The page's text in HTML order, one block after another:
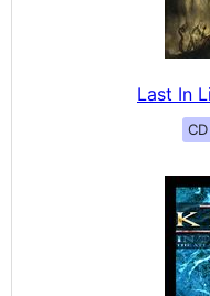
Last In
CD